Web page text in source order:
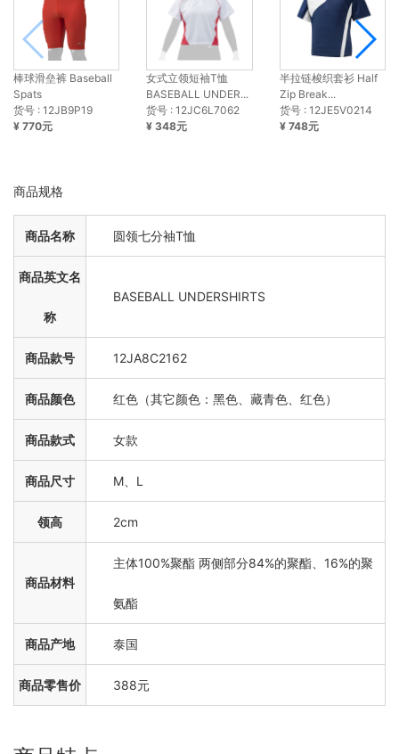
棒球滑垒裤 Baseball
Spats
货号 : 12JB9P19
¥ 770元
女式立领短袖T恤
BASEBALL UNDER...
货号 : 12JC6L7062
¥ 348元
半拉链梭织套衫 Half
Zip Break...
货号 : 12JE5V0214
¥ 748元
商品规格
商品名称 圆领七分袖T恤
商品英文名
称
BASEBALL UNDERSHIRTS
商品款号 12JA8C2162
商品颜色 红色（其它颜色：黑色、藏青色、红色）
商品款式 女款
商品尺寸 M、L
领高 2cm
商品材料
主体100%聚酯 两侧部分84%的聚酯、16%的聚
氨酯
商品产地 泰国
商品零售价 388元